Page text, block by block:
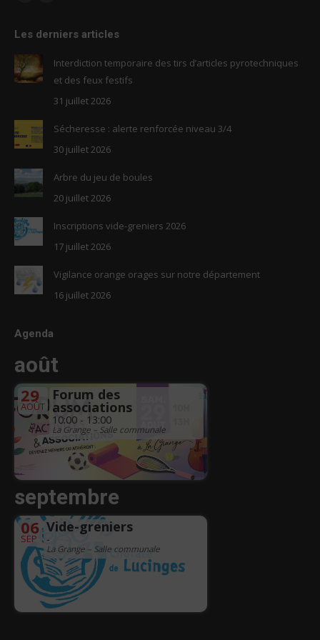
opens
in
new
opens
new
window
Les derniers articles
Interdiction temporaire des tirs d’articles pyrotechniques
et des feux festifs
31 juillet 2026
Sécheresse : alerte renforcée niveau 3/4
30 juillet 2026
Arbre du jeu de boules
20 juillet 2026
Inscriptions vide-greniers 2026
17 juillet 2026
Vigilance orange orages sur notre département
16 juillet 2026
Agenda
août
29
AOÛT
Forum des
associations
10:00 - 13:00
La Grange – Salle communale
septembre
06
SEP
Vide-greniers
-
La Grange – Salle communale